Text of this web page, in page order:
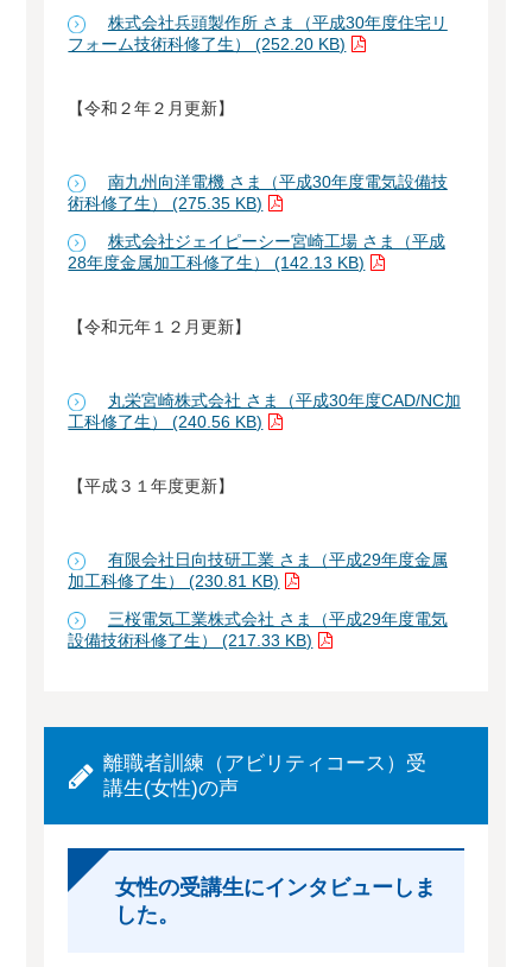
株式会社兵頭製作所 さま（平成30年度住宅リ
フォーム技術科修了生） (252.20 KB)
【令和２年２月更新】
南九州向洋電機 さま（平成30年度電気設備技
術科修了生） (275.35 KB)
株式会社ジェイピーシー宮崎工場 さま（平成
28年度金属加工科修了生） (142.13 KB)
【令和元年１２月更新】
丸栄宮崎株式会社 さま（平成30年度CAD/NC加
工科修了生） (240.56 KB)
【平成３１年度更新】
有限会社日向技研工業 さま（平成29年度金属
加工科修了生） (230.81 KB)
三桜電気工業株式会社 さま（平成29年度電気
設備技術科修了生） (217.33 KB)
離職者訓練（アビリティコース）受
講生(女性)の声
女性の受講生にインタビューしま
した。